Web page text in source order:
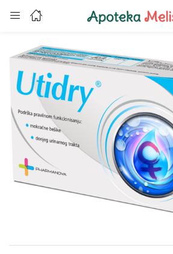
Login
Enter your username and password to
Remember me